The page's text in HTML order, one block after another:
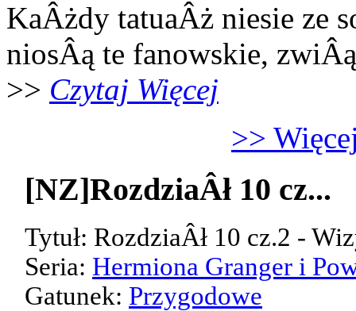
KaÂżdy tatuaÂż niesie ze
niosÂą te fanowskie,
>> Czytaj Więcej
>>
[NZ]RozdziaÂł 10 cz...
Tytuł: RozdziaÂł 10 cz.2 -
Seria: Hermiona Granger i
Gatunek: Przygodowe